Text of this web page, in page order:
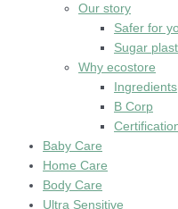
Our story
Safer for
Sugar
Why ecostore
Ingredients
B Corp
Baby Care
Home Care
Body Care
Ultra Sensitive